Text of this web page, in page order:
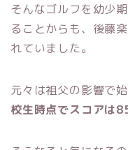
そんなゴルフを幼少
ることからも、後藤
れていました。
元々は祖父の影響で
校生時点でスコアは